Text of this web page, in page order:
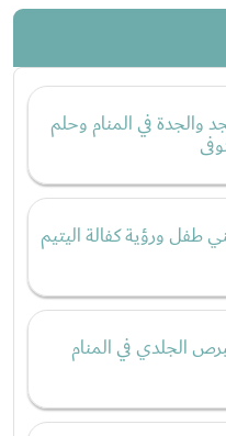
والجدة في المنام وحلم
طفل ورؤية كفالة اليتيم
الجلدي في المنام